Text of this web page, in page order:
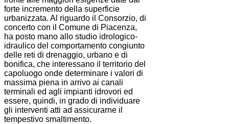
forte incremento della superficie
urbanizzata. Al riguardo il Consorzio, di
concerto con il Comune di Piacenza,
ha posto mano allo studio idrologico-
idraulico del comportamento congiunto
delle reti di drenaggio, urbano e di
bonifica, che interessano il territorio del
capoluogo onde determinare i valori di
massima piena in arrivo ai canali
terminali ed agli impianti idrovori ed
essere, quindi, in grado di individuare
gli interventi atti ad assicurarne il
tempestivo smaltimento.